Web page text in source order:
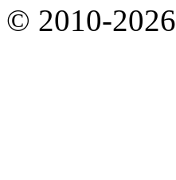
© 2010-2026